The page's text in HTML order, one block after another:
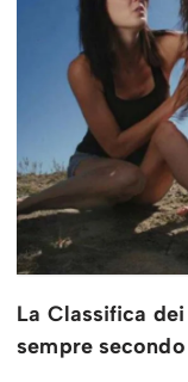
La Classifica
sempre